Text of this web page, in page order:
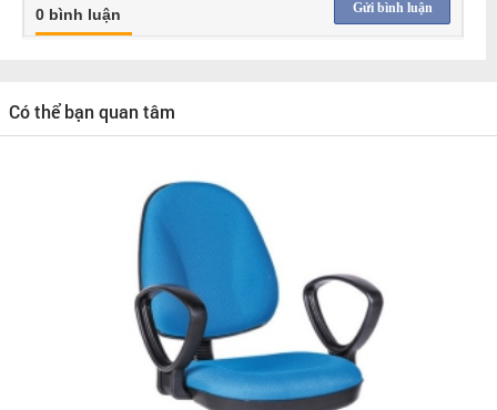
Gửi bình luận
0 bình luận
Có thể bạn quan tâm